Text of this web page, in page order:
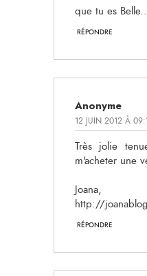
que tu es
RÉPONDRE
Anonyme
12 JUIN 2012 À
Très jolie
m'acheter une
Joana,
http://
RÉPONDRE